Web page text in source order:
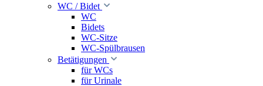
WC / Bidet
WC
Bidets
WC-Sitze
WC-Spülbrausen
Betätigungen
für WCs
für Urinale